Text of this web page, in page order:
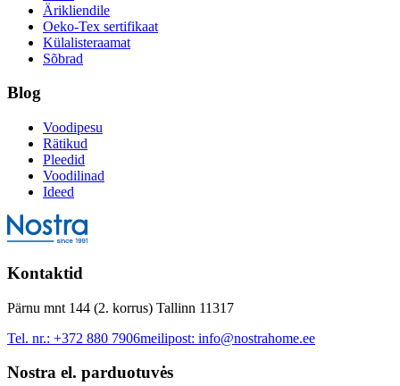
Ärikliendile
Oeko-Tex sertifikaat
Külalisteraamat
Sõbrad
Blog
Voodipesu
Rätikud
Pleedid
Voodilinad
Ideed
Kontaktid
Pärnu mnt 144 (2. korrus) Tallinn 11317
Tel. nr.: +372 880 7906meilipost: info@nostrahome.ee
Nostra el. parduotuvės